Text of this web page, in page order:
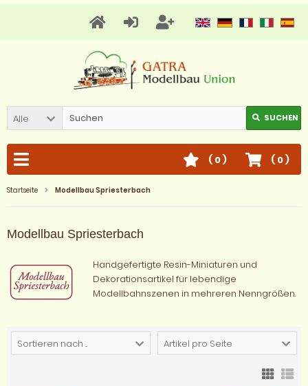
Alle SUCHEN
( 0)
( 0)
Startseite Modellbau Spriesterbach
Modellbau Spriesterbach
Handgefertigte Resin-Miniaturen und
Dekorationsartikel für lebendige
Modellbahnszenen in mehreren Nenngrößen.
Sortieren nach ... Artikel pro Seite